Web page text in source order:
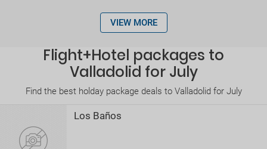
VIEW MORE
Flight+Hotel packages to
Valladolid for July
Find the best holday package deals to Valladolid for July
Los Baños